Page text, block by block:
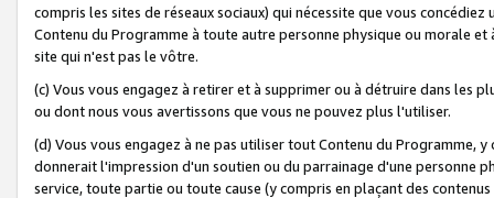
compris les sites de réseaux sociaux) qui nécessite que vous
Contenu du Programme à toute autre personne physique ou morale
site qui n'est pas le vôtre.
(c) Vous vous engagez à retirer et à supprimer ou à détruire dans les
ou dont nous vous avertissons que vous ne pouvez plus l'utiliser.
(d) Vous vous engagez à ne pas utiliser tout Contenu du Programme,
donnerait l'impression d'un soutien ou du parrainage d'une personne
service, toute partie ou toute cause (y compris en plaçant des